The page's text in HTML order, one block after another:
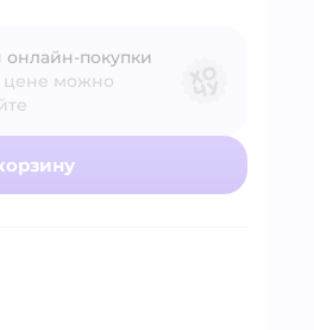
онлайн‑покупки
цене можно